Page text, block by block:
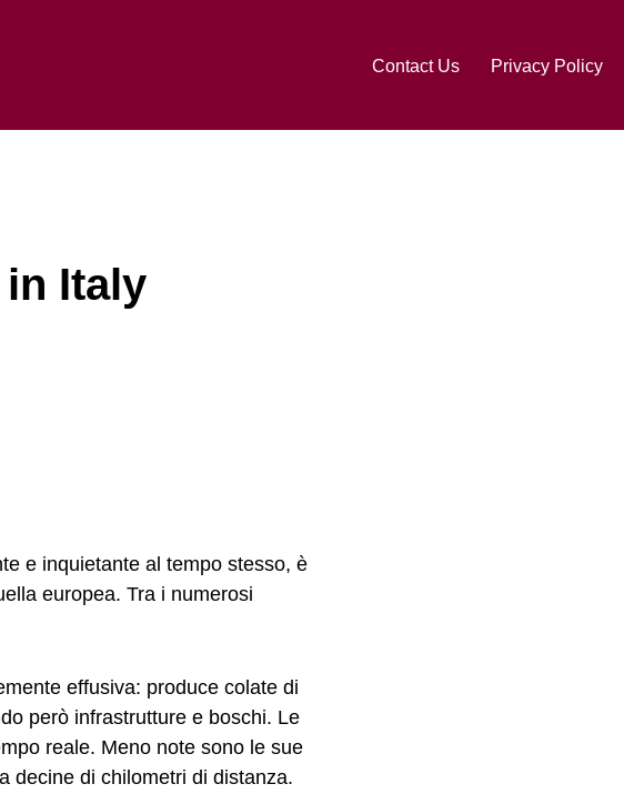
Contact Us Privacy Policy
Italy
e inquietante al tempo stesso, è
europea. Tra i numerosi
effusiva: produce colate di
però infrastrutture e boschi. Le
reale. Meno note sono le sue
decine di chilometri di distanza.